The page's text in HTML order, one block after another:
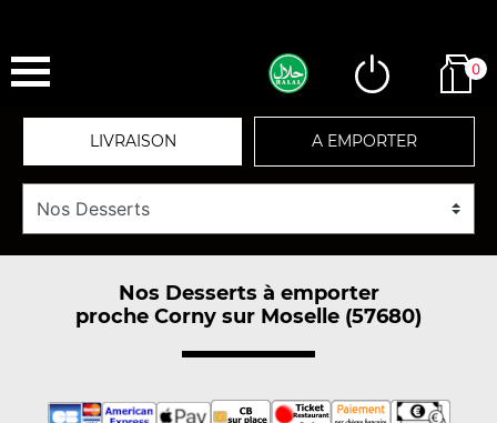
0
LIVRAISON A EMPORTER
Nos Desserts à emporter
proche Corny sur Moselle (57680)